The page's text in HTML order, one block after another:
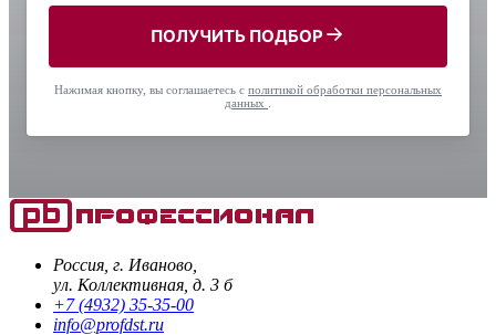
ПОЛУЧИТЬ ПОДБОР
Нажимая кнопку, вы соглашаетесь с политикой обработки персональных
данных
Россия, г. Иваново,
ул. Коллективная, д. 3 б
+7 (4932) 35-35-00
info@profdst.ru